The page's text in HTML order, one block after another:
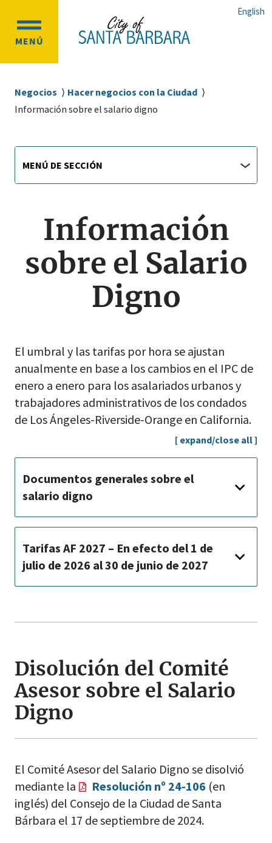
contenido
principal
navegación
English
MENÚ
OPEN
MENU
Sobrescribir
enlaces
ayuda
Negocios
Hacer negocios con la Ciudad
Información sobre el salario digno
Main
navigation
menu
de
sección
MENÚ DE SECCIÓN
Información
sobre el Salario
Digno
El umbral y las tarifas por hora se ajustan
anualmente en base a los cambios en el IPC de
enero a enero para los asalariados urbanos y
trabajadores administrativos de los condados
de Los Ángeles-Riverside-Orange en California.
[ expand/close all ]
Documentos generales sobre el
salario digno
Tarifas AF 2027 – En efecto del 1 de
julio de 2026 al 30 de junio de 2027
Disolución del Comité
Asesor sobre el Salario
Digno
El Comité Asesor del Salario Digno se disolvió
mediante la
Resolución nº 24-106 (en
inglés) del Consejo de la Ciudad de Santa
Bárbara el 17 de septiembre de 2024.